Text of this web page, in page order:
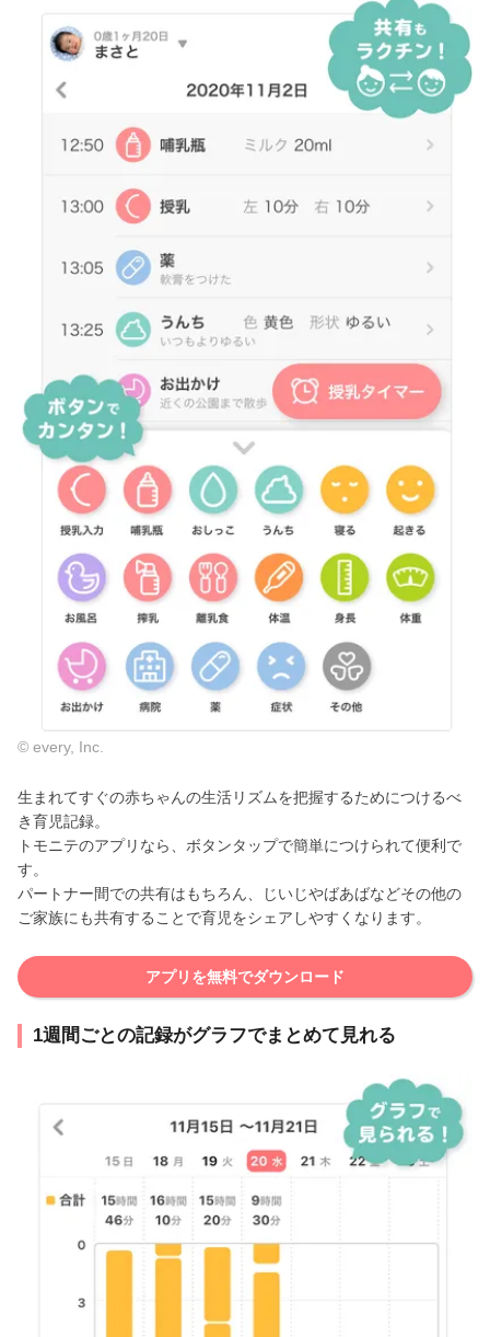
© every, Inc.
生まれてすぐの赤ちゃんの生活リズムを把握するためにつけるべ
き育児記録。
トモニテのアプリなら、ボタンタップで簡単につけられて便利で
す。
パートナー間での共有はもちろん、じいじやばあばなどその他の
ご家族にも共有することで育児をシェアしやすくなります。
アプリを無料でダウンロード
1週間ごとの記録がグラフでまとめて見れる